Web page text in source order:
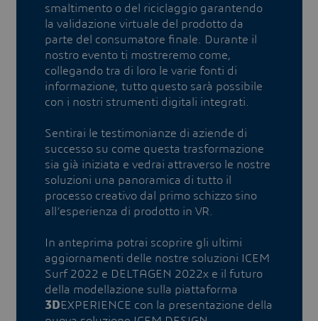
smaltimento o del riciclaggio garantendo
la validazione virtuale del prodotto da
parte del consumatore finale. Durante il
nostro evento ti mostreremo come,
collegando tra di loro le varie fonti di
informazione, tutto questo sarà possibile
con i nostri strumenti digitali integrati.
Sentirai le testimonianze di aziende di
successo su come questa trasformazione
sia già iniziata e vedrai attraverso le nostre
soluzioni una panoramica di tutto il
processo creativo dal primo schizzo sino
all’esperienza di prodotto in VR.
In anteprima potrai scoprire gli ultimi
aggiornamenti delle nostre soluzioni ICEM
Surf 2022 e DELTAGEN 2022x e il futuro
della modellazione sulla piattaforma
3DEXPERIENCE con la presentazione della